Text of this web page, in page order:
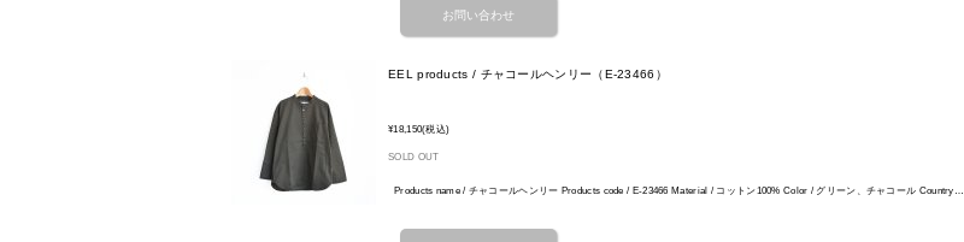
EEL products / チャコールヘンリー（E-23466）
¥18,150(税込)
SOLD OUT
Products name / チャコールヘンリー Products code / E-23466 Material / コットン100% Color / グリーン、チャコール Country…